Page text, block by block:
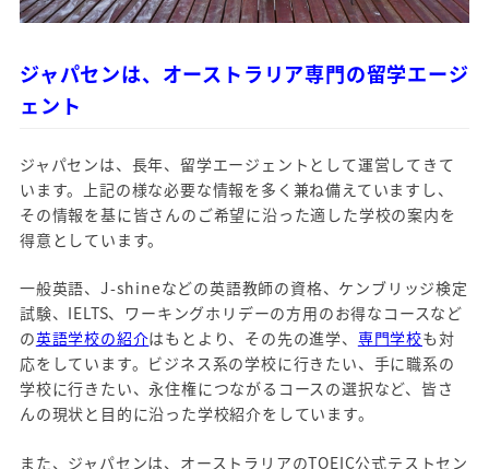
ジャパセンは、オーストラリア専門の留学エージ
ェント
ジャパセンは、長年、留学エージェントとして運営してきて
います。上記の様な必要な情報を多く兼ね備えていますし、
その情報を基に皆さんのご希望に沿った適した学校の案内を
得意としています。
一般英語、J-shineなどの英語教師の資格、ケンブリッジ検定
試験、IELTS、ワーキングホリデーの方用のお得なコースなど
の英語学校の紹介はもとより、その先の進学、 専門学校も対
応をしています。ビジネス系の学校に行きたい、手に職系の
学校に行きたい、永住権につながるコースの選択など、皆さ
んの現状と目的に沿った学校紹介をしています。
また、ジャパセンは、オーストラリアのTOEIC公式テストセン